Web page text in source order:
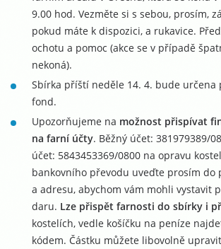
9.00 hod. Vezměte si s sebou, prosím,
pokud máte k dispozici, a rukavice.
ochotu a pomoc (akce se v případě
nekoná).
Sbírka příští neděle 14. 4. bude určena
fond.
Upozorňujeme na možnost přispívat
na farní účty. Běžný účet: 381979389/
účet: 5843453369/0800 na opravu
bankovního převodu uveďte prosím do
a adresu, abychom vám mohli vystavit
daru. Lze přispět farnosti do sbírky i
kostelích, vedle košíčku na peníze
kódem. Částku můžete libovolně